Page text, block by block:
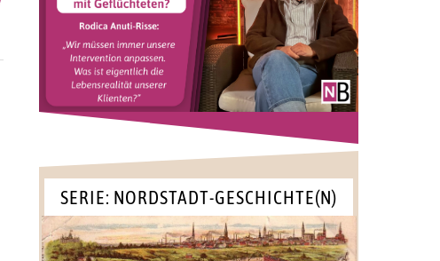
SERIE: NORDSTADT-GESCHICHTE(N)